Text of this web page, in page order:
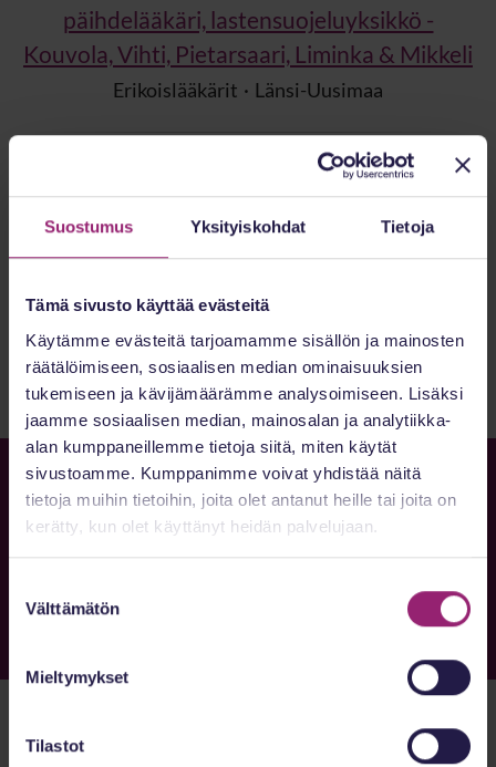
Suostumus Yksityiskohdat Tietoja
Tämä sivusto käyttää evästeitä
Käytämme evästeitä tarjoamamme sisällön ja mainosten
räätälöimiseen, sosiaalisen median ominaisuuksien
tukemiseen ja kävijämäärämme analysoimiseen. Lisäksi
jaamme sosiaalisen median, mainosalan ja analytiikka-
alan kumppaneillemme tietoja siitä, miten käytät
sivustoamme. Kumppanimme voivat yhdistää näitä
tietoja muihin tietoihin, joita olet antanut heille tai joita on
kerätty, kun olet käyttänyt heidän palvelujaan.
valinta
Välttämätön
Mieltymykset
Tilastot
päihdelääkäri, lastensuojeluyksikkö -
Kouvola, Vihti, Pietarsaari, Liminka & Mikkeli
Erikoislääkärit · Länsi-Uusimaa
Lääkäri - Raasepori osastotyö
Kaikki työpaikat
Länsi-Uusimaa